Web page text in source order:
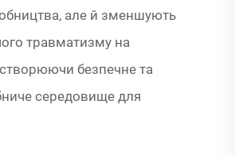
але й зменшують
травматизму на
безпечне та
середовище для